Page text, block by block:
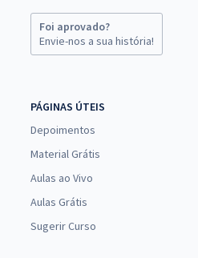
Foi aprovado?
Envie-nos a sua história!
PÁGINAS ÚTEIS
Depoimentos
Material Grátis
Aulas ao Vivo
Aulas Grátis
Sugerir Curso